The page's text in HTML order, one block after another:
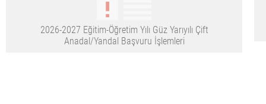
2026-2027 Eğitim-Öğretim Yılı Güz Yarıyılı Çift
Anadal/Yandal Başvuru İşlemleri